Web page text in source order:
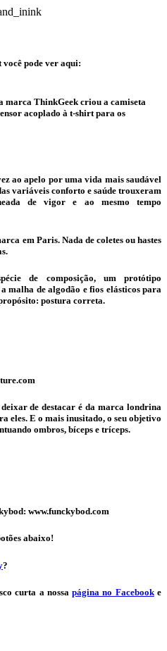
pode ver aqui:
marca ThinkGeek criou a camiseta
acoplado à t-shirt para os
ao apelo por uma vida mais saudável
variáveis conforto e saúde trouxeram
de vigor e ao mesmo tempo
em Paris. Nada de coletes ou hastes
de composição, um protótipo
malha de algodão e fios elásticos para
postura correta.
de destacar é da marca londrina
eles. E o mais inusitado, o seu objetivo
ombros, bíceps e tríceps.
www.funckybod.com
abaixo!
?
curta a nossapágina no Facebooke